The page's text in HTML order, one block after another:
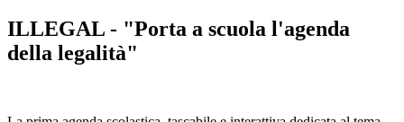
ILLEGAL - "Porta a scuola l'agenda
della legalità"